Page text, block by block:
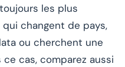
les plus
changent de pays,
ou cherchent une
cas, comparez aussi